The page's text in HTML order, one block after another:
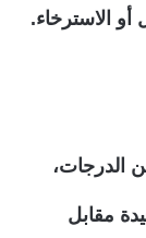
أو الاسترخاء.
الدرجات،
مقابل